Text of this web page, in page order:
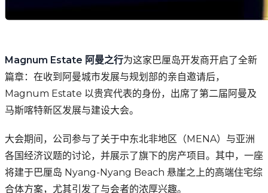
Magnum Estate 阿曼之行为这家巴厘岛开发商开启了全新
篇章：在收到阿曼城市发展与规划部的亲自邀请后，
Magnum Estate 以贵宾代表的身份，出席了第二届阿曼及
马斯喀特新区发展与建设大会。
大会期间，公司参与了关于中东北非地区（MENA）与亚洲
各国经济议题的讨论，并展示了旗下的房产项目。其中，一座
将建于巴厘岛 Nyang-Nyang Beach 悬崖之上的高端住宅综
合体方案，尤其引发了与会者的浓厚兴趣。